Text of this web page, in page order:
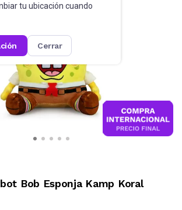
tu ubicación cuando
cerrar
Bob Esponja Kamp Koral